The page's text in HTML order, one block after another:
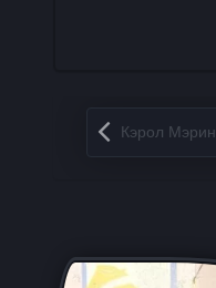
Запись навигация
Кэрол Мэрин